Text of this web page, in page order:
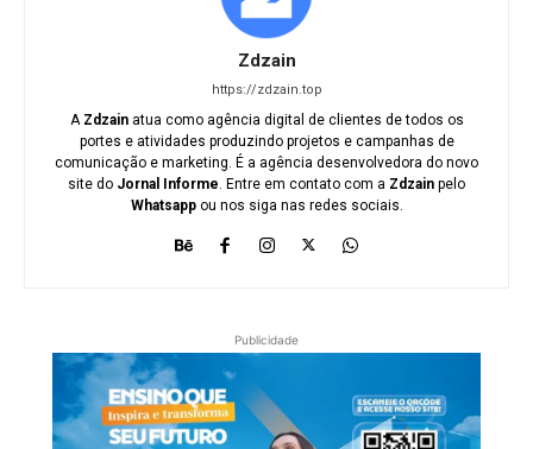
Zdzain
https://zdzain.top
A Zdzainatua como agência digital de clientes de todos os
portes e atividades produzindo projetos e campanhas de
comunicação e marketing. É a agência desenvolvedora do novo
site do Jornal Informe . Entre em contato com a Zdzain pelo
Whatsappou nos siga nas redes sociais.
Publicidade